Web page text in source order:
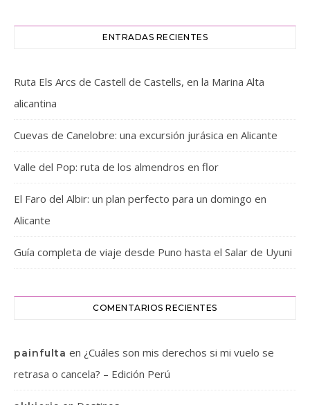
ENTRADAS RECIENTES
Ruta Els Arcs de Castell de Castells, en la Marina Alta
alicantina
Cuevas de Canelobre: una excursión jurásica en Alicante
Valle del Pop: ruta de los almendros en flor
El Faro del Albir: un plan perfecto para un domingo en
Alicante
Guía completa de viaje desde Puno hasta el Salar de Uyuni
COMENTARIOS RECIENTES
painfulta en ¿Cuáles son mis derechos si mi vuelo se
retrasa o cancela? – Edición Perú